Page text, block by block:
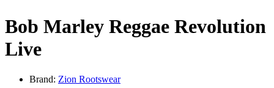
Bob Marley Reggae Revolution
Live
Brand: Zion Rootswear